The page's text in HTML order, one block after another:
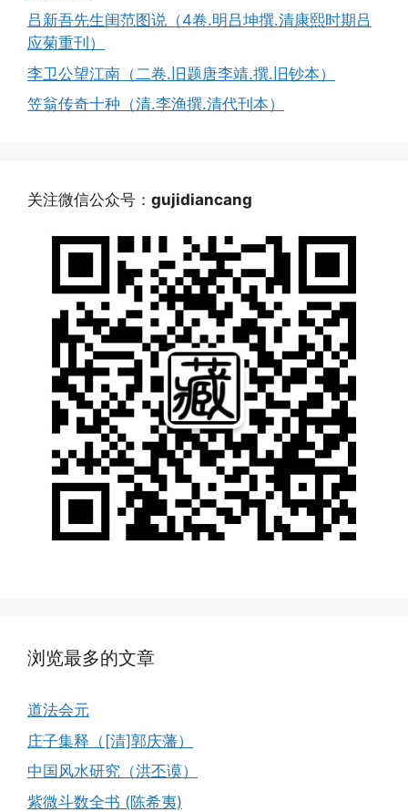
吕新吾先生闺范图说（4卷.明吕坤撰.清康熙时期吕
应菊重刊）
李卫公望江南（二卷.旧题唐李靖.撰.旧钞本）
笠翁传奇十种（清.李渔撰.清代刊本）
关注微信公众号： gujidiancang
浏览最多的文章
道法会元
庄子集释（[清]郭庆藩）
中国风水研究（洪丕谟）
紫微斗数全书 (陈希夷)